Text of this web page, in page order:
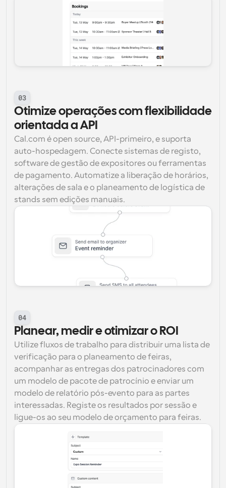
03
Otimize operações com flexibilidade
orientada a API
Cal.com é open source, API-primeiro, e suporta
auto-hospedagem. Conecte sistemas de registo,
software de gestão de expositores ou ferramentas
de pagamento. Automatize a liberação de horários,
alterações de sala e o planeamento de logística de
stands sem edições manuais.
04
Planear, medir e otimizar o ROI
Utilize fluxos de trabalho para distribuir uma lista de
verificação para o planeamento de feiras,
acompanhar as entregas dos patrocinadores com
um modelo de pacote de patrocínio e enviar um
modelo de relatório pós-evento para as partes
interessadas. Registe os resultados por sessão e
ligue-os ao seu modelo de orçamento para feiras.